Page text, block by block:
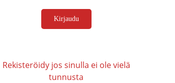
Kirjaudu
Rekisteröidy jos sinulla ei ole vielä
tunnusta